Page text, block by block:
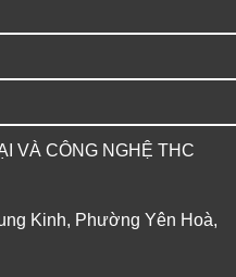
VÀ CÔNG NGHỆ THC
Kinh, Phường Yên Hoà,